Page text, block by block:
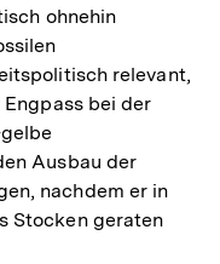
der
Fußnote
Auflösung
der
Fußnote
ohnehin
relevant,
bei der
Ausbau der
nachdem er in
Stocken geraten